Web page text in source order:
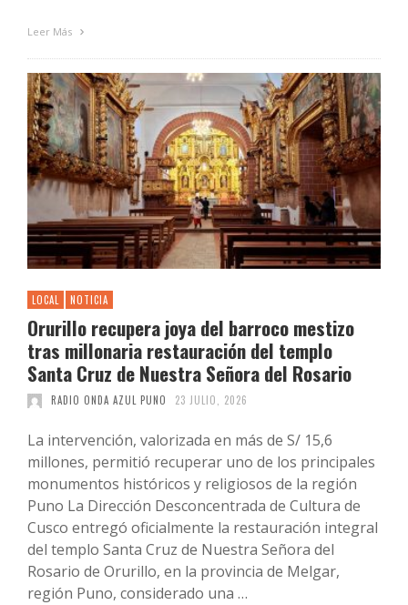
Leer Más
LOCAL NOTICIA
Orurillo recupera joya del barroco mestizo
tras millonaria restauración del templo
Santa Cruz de Nuestra Señora del Rosario
RADIO ONDA AZUL PUNO 23 JULIO, 2026
La intervención, valorizada en más de S/ 15,6
millones, permitió recuperar uno de los principales
monumentos históricos y religiosos de la región
Puno La Dirección Desconcentrada de Cultura de
Cusco entregó oficialmente la restauración integral
del templo Santa Cruz de Nuestra Señora del
Rosario de Orurillo, en la provincia de Melgar,
región Puno, considerado una …